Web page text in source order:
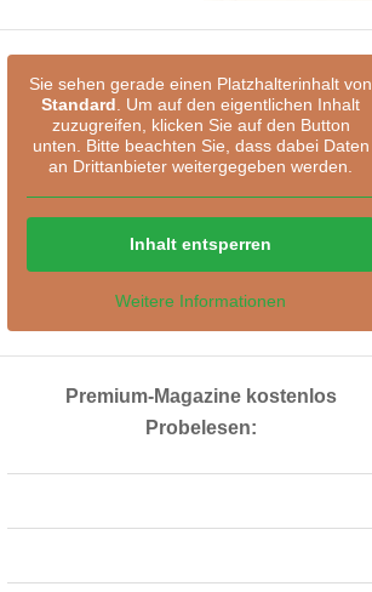
Sie sehen gerade einen Platzhalterinhalt von
Standard . Um auf den eigentlichen Inhalt
zuzugreifen, klicken Sie auf den Button
unten. Bitte beachten Sie, dass dabei Daten
an Drittanbieter weitergegeben werden.
Inhalt entsperren
Weitere Informationen
Premium-Magazine kostenlos
Probelesen: